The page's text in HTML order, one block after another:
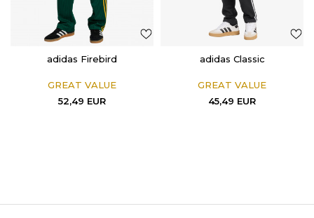
adidas Firebird
GREAT VALUE
52,49 EUR
adidas Classic
GREAT VALUE
45,49 EUR